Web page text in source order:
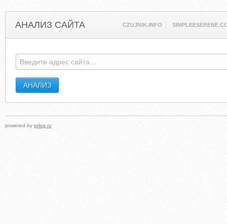
АНАЛИЗ САЙТА CZUJNIK.INFO
powered by prlog.ru